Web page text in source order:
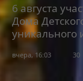
6 августа
Дома
уникального
вчера, 16:03 30